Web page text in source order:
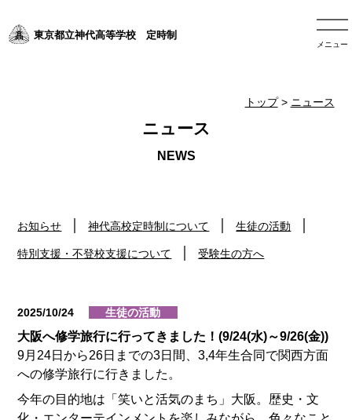
東京都立神代高等学校 定時制
メニュー
トップ> ニュース
ニュース
お知らせ 神代高校定時制について 生徒の活動
特別支援・不登校支援について 受験生の方へ
2025/10/24 生徒の活動
大阪へ修学旅行に行ってきました！(9/24(水)～9/26(金))
9月24日から26日までの3日間、3,4年生合同で関西方面
への修学旅行に行きました。
今年の目的地は「笑いと活気のまち」大阪。歴史・文